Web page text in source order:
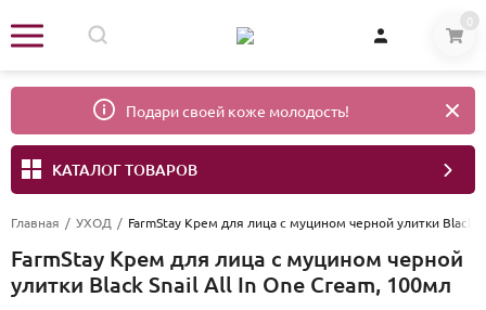
0
Подари своей коже молодость!
КАТАЛОГ ТОВАРОВ
Главная / УХОД / FarmStay Крем для лица с муцином черной улитки Black
FarmStay Крем для лица с муцином черной
улитки Black Snail All In One Cream, 100мл